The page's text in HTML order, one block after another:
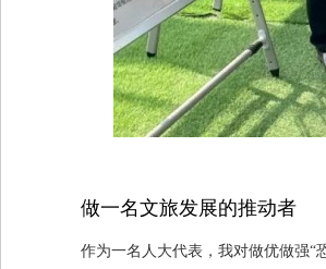
做一名文旅发展的推动者
作为一名人大代表，我对做优做强“